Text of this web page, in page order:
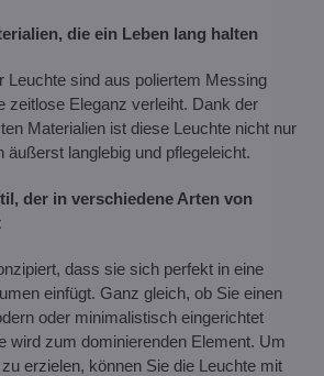
die ein Leben lang halten
Leuchte sind aus poliertem Messing
zeitlose Eleganz verleiht. Dank der
Materialien ist diese Leuchte nicht nur
äußerst langlebig und pflegeleicht.
der in verschiedene Arten von
dass sie sich perfekt in eine
einfügt. Ganz gleich, ob Sie einen
oder minimalistisch eingerichtet
wird zum dominierenden Element. Um
erzielen, können Sie die Leuchte mit